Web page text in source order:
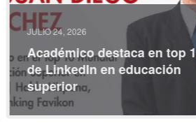
JULIO 24, 2026
Académico destaca en top 10
de LinkedIn en educación
superior